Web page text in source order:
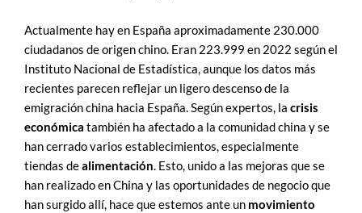
Actualmente hay en España aproximadamente 230.000
ciudadanos de origen chino. Eran 223.999 en 2022 según el
Instituto Nacional de Estadística, aunque los datos más
recientes parecen reflejar un ligero descenso de la
emigración china hacia España. Según expertos, la crisis
económica también ha afectado a la comunidad china y se
han cerrado varios establecimientos, especialmente
tiendas dealimentación. Esto, unido a las mejoras que se
han realizado en China y las oportunidades de negocio que
han surgido allí, hace que estemos ante un movimiento